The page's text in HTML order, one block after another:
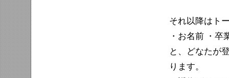
それ以降はト
・お名前 ・
と、どなたが
ります。